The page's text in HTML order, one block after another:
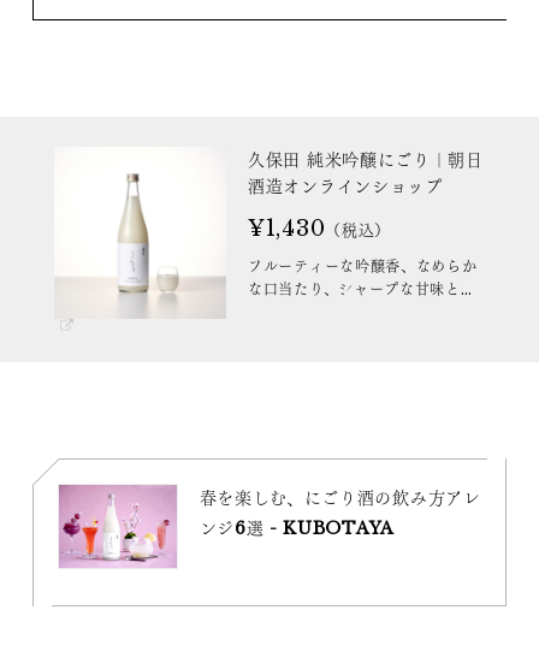
久保田 純米吟醸にごり｜朝日
酒造オンラインショップ
¥1,430 （税込）
フルーティーな吟醸香、なめらか
な口当たり、シャープな甘味とす
春を楽しむ、にごり酒の飲み方アレ
ンジ6選 - KUBOTAYA